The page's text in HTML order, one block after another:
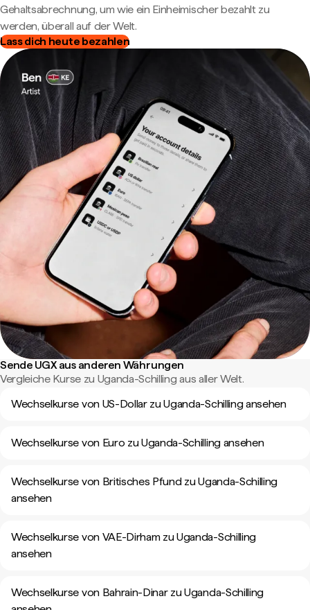
Gehaltsabrechnung, um wie ein Einheimischer bezahlt zu
werden, überall auf der Welt.
Lass dich heute bezahlen
Sende UGX aus anderen Währungen
Vergleiche Kurse zu Uganda-Schilling aus aller Welt.
Wechselkurse von US-Dollar zu Uganda-Schilling ansehen
Wechselkurse von Euro zu Uganda-Schilling ansehen
Wechselkurse von Britisches Pfund zu Uganda-Schilling
ansehen
Wechselkurse von VAE-Dirham zu Uganda-Schilling
ansehen
Wechselkurse von Bahrain-Dinar zu Uganda-Schilling